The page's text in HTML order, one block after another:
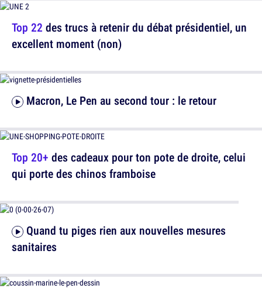
Top 22 des trucs à retenir du débat présidentiel, un
excellent moment (non)
sanitaires
Macron, Le Pen au second tour : le retour
Top 20+ des cadeaux pour ton pote de droite, celui
qui porte des chinos framboise